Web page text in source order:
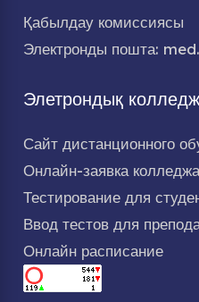
Қабылдау комиссиясы
Электронды пошта:
Элетрондық колледж
Сайт дистанционного
Онлайн-заявка колледжа
Тестирование для
Ввод тестов для
Онлайн расписание